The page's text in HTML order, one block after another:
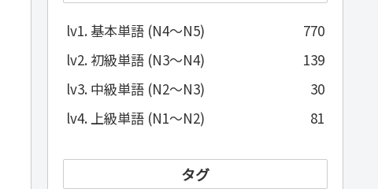
lv1. 基本単語 (N4～N5)
770
lv2. 初級単語 (N3～N4)
139
lv3. 中級単語 (N2～N3)
30
lv4. 上級単語 (N1～N2)
81
タグ